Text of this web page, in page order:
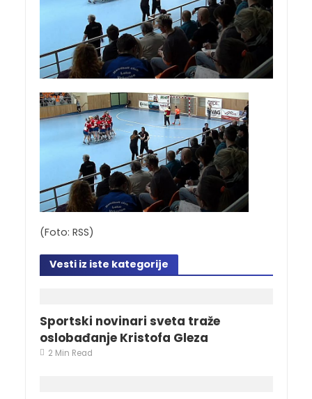
(Foto: RSS)
Vesti iz iste kategorije
Sportski novinari sveta traže
oslobađanje Kristofa Gleza
2 Min Read